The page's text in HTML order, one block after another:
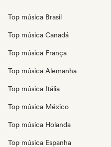
Top música Brasil
Top música Canadá
Top música França
Top música Alemanha
Top música Itália
Top música México
Top música Holanda
Top música Espanha